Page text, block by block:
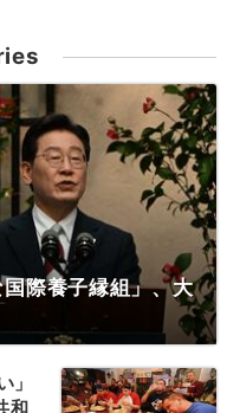
際養子縁組」、大
」
和